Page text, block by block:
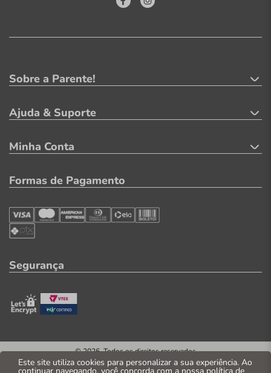
Este site utiliza cookies para personalizar a sua experiência. Ao
Sobre a Parente!
Ajuda & Suporte
Minha Conta
Formas de Pagamento
Segurança
© 2026. Todos os direitos reservados
CNPJ: 04.569.071/0002-41
Casa Parente Comércio e Indústria LTDA